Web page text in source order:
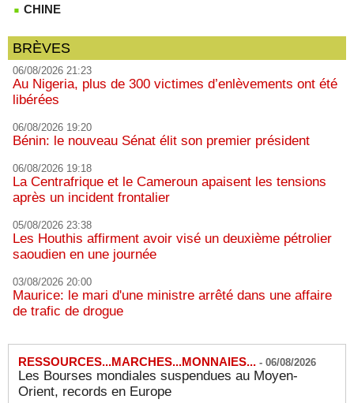
CHINE
BRÈVES
06/08/2026 21:23
Au Nigeria, plus de 300 victimes d’enlèvements ont été
libérées
06/08/2026 19:20
Bénin: le nouveau Sénat élit son premier président
06/08/2026 19:18
La Centrafrique et le Cameroun apaisent les tensions
après un incident frontalier
05/08/2026 23:38
Les Houthis affirment avoir visé un deuxième pétrolier
saoudien en une journée
03/08/2026 20:00
Maurice: le mari d'une ministre arrêté dans une affaire
de trafic de drogue
RESSOURCES...MARCHES...MONNAIES... - 06/08/2026
Les Bourses mondiales suspendues au Moyen-
Orient, records en Europe